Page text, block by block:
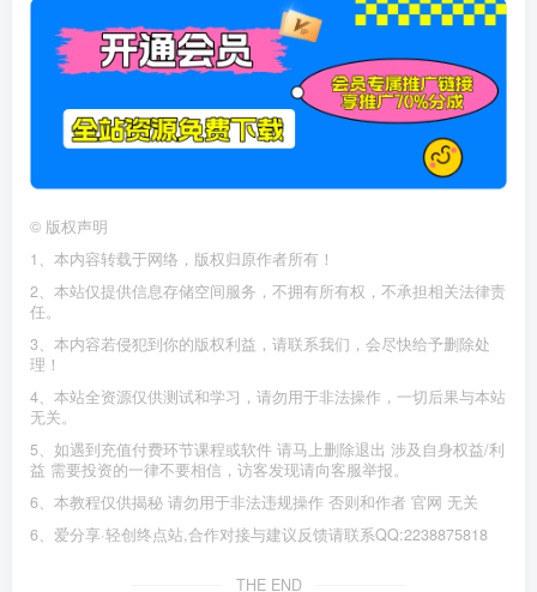
© 版权声明
1、本内容转载于网络，版权归原作者所有！
2、本站仅提供信息存储空间服务，不拥有所有权，不承担相关法律责
任。
3、本内容若侵犯到你的版权利益，请联系我们，会尽快给予删除处
理！
4、本站全资源仅供测试和学习，请勿用于非法操作，一切后果与本站
无关。
5、如遇到充值付费环节课程或软件 请马上删除退出 涉及自身权益/利
益 需要投资的一律不要相信，访客发现请向客服举报。
6、本教程仅供揭秘 请勿用于非法违规操作 否则和作者 官网 无关
6、爱分享·轻创终点站,合作对接与建议反馈请联系QQ:2238875818
THE END